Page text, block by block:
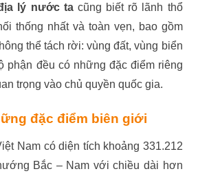
lý nước tacũng biết rõ lãnh thổ
thống nhất và toàn vẹn, bao gồm
thể tách rời: vùng đất, vùng biển
phận đều có những đặc điểm riêng
trọng vào chủ quyền quốc gia.
đặc điểm biên giới
Nam có diện tích khoảng 331.212
Bắc – Nam với chiều dài hơn